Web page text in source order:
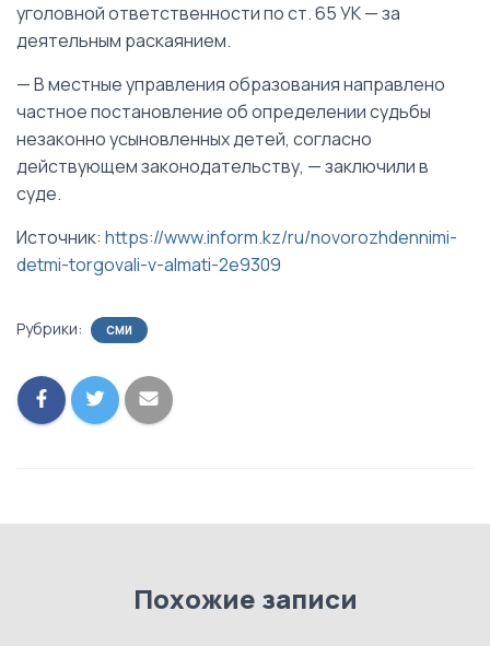
уголовной ответственности по ст. 65 УК — за
деятельным раскаянием.
— В местные управления образования направлено
частное постановление об определении судьбы
незаконно усыновленных детей, согласно
действующем законодательству, — заключили в
суде.
Источник: https://www.inform.kz/ru/novorozhdennimi-
detmi-torgovali-v-almati-2e9309
Рубрики: СМИ
Похожие записи